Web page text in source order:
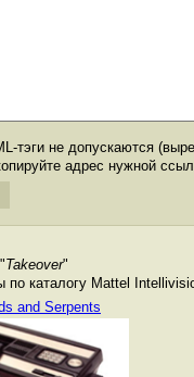
тэги не допускаются
адрес нужной
Takeover"
каталогу Mattel
and Serpents